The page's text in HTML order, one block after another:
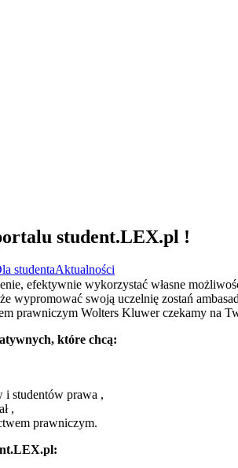
student.LEX.pl !
studentaAktualności
efektywnie wykorzystać własne
wypromować swoją uczelnię zostań
prawniczym Wolters Kluwer czekamy na
które chcą:
i studentów prawa ,
,
prawniczym.